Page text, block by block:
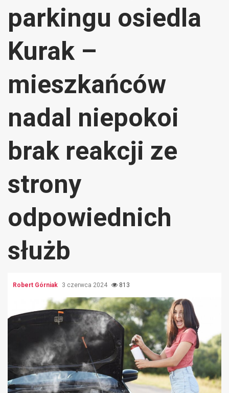
parkingu osiedla
Kurak –
mieszkańców
nadal niepokoi
brak reakcji ze
strony
odpowiednich
służb
Robert Górniak 3 czerwca 2024 813